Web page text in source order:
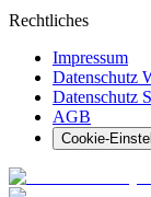
Rechtliches
Impressum
Datenschutz
Datenschutz
AGB
Cookie-